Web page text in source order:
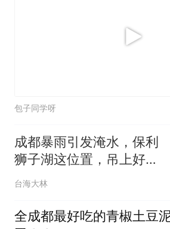
包子同学呀
成都暴雨引发淹水，保利
狮子湖这位置，吊上好几
辆车！
台海大林
全成都最好吃的青椒土豆